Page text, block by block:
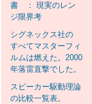
書 ： 現実のレン
ジ限界考
シグネックス社の
すべてマスターフィ
ルムは燃えた。2000
年落雷直撃でした。
スピーカー駆動理論
の比較一覧表。